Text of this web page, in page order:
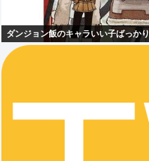
ダンジョン飯のキャラいい子ばっか